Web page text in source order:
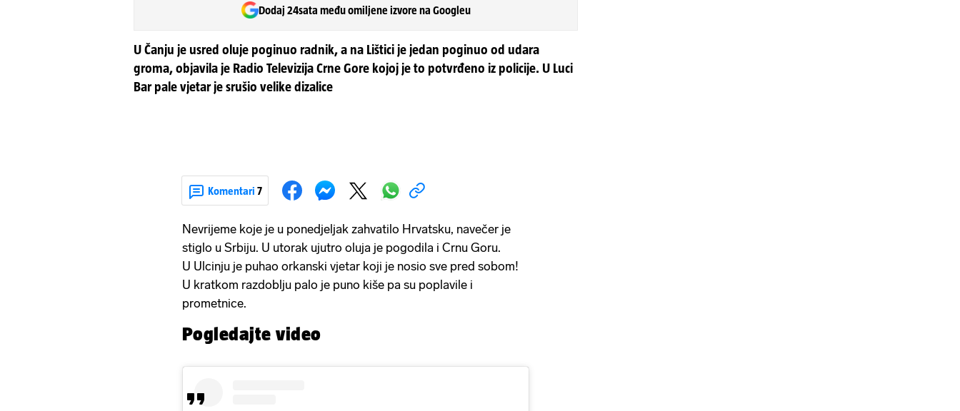
Dodaj 24sata među omiljene izvore na Googleu
U Čanju je usred oluje poginuo radnik, a na Lištici je jedan poginuo od udara
groma, objavila je Radio Televizija Crne Gore kojoj je to potvrđeno iz policije. U Luci
Bar pale vjetar je srušio velike dizalice
Komentari 7
Nevrijeme koje je u ponedjeljak zahvatilo Hrvatsku, navečer je
stiglo u Srbiju. U utorak ujutro oluja je pogodila i Crnu Goru.
U Ulcinju je puhao orkanski vjetar koji je nosio sve pred sobom!
U kratkom razdoblju palo je puno kiše pa su poplavile i
prometnice.
Pogledajte video